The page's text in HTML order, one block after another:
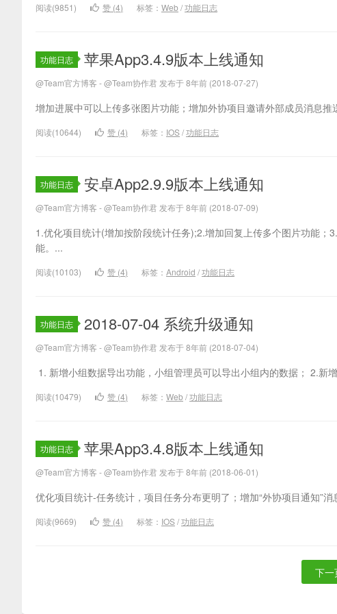
阅读(9851) 赞 (4) 标签： Web/功能日志
功能日志 苹果App3.4.9版本上线通知
@Team官方博客 - @Team协作君 发布于 8年前 (2018-07-27)
增加进展中可以上传多张图片功能；增加外协项目邀请外部成员消息
阅读(10644) 赞 (4) 标签： IOS/功能日志
功能日志 安卓App2.9.9版本上线通知
@Team官方博客 - @Team协作君 发布于 8年前 (2018-07-09)
1.优化项目统计(增加按阶段统计任务);2.增加回复上传多个图片功能
能。...
阅读(10103) 赞 (4) 标签： Android /功能日志
功能日志 2018-07-04 系统升级通知
@Team官方博客 - @Team协作君 发布于 8年前 (2018-07-04)
1. 新增小组数据导出功能，小组管理员可以导出小组内的数据； 2.新
阅读(10479) 赞 (4) 标签： Web/功能日志
功能日志 苹果App3.4.8版本上线通知
@Team官方博客 - @Team协作君 发布于 8年前 (2018-06-01)
优化项目统计-任务统计，项目任务分布更明了；增加“外协项目通知”消
阅读(9669) 赞 (4) 标签： IOS/功能日志
下一